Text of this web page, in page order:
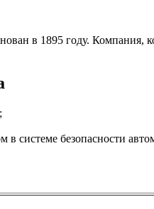
в 1895 году. Компания,
в системе безопасности